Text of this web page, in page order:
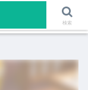
を発信！！
検索